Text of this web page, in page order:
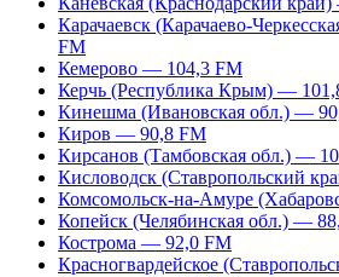
Карачаевск (Карачаево-
FM
Кемерово — 104,3 FM
Керчь (Республика Крым) —
Кинешма (Ивановская обл.) —
Киров — 90,8 FM
Кирсанов (Тамбовская обл.) —
Кисловодск (Ставропольский
Комсомольск-на-Амуре
Копейск (Челябинская обл.) —
Кострома — 92,0 FM
Красногвардейское